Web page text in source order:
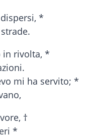
*
in rivolta, *
mi ha servito; *
†
*